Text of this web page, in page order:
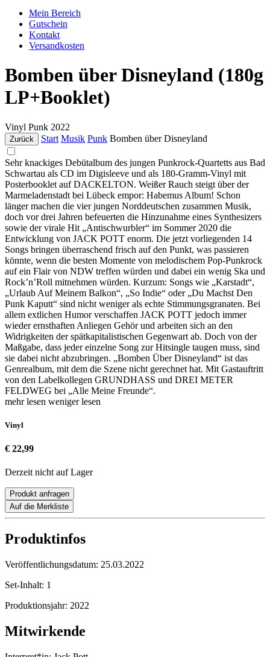
Mein Bereich
Gutschein
Kontakt
Versandkosten
Bomben über Disneyland (180g
LP+Booklet)
Vinyl Punk 2022
Zurück Start Musik Punk Bomben über Disneyland
Sehr knackiges Debütalbum des jungen Punkrock-Quartetts aus Bad
Schwartau als CD im Digisleeve und als 180-Gramm-Vinyl mit
Posterbooklet auf DACKELTON. Weißer Rauch steigt über der
Marmeladenstadt bei Lübeck empor: Habemus Album! Schon
länger machen die vier jungen Norddeutschen zusammen Musik,
doch vor drei Jahren befeuerten die Hinzunahme eines Synthesizers
sowie der virale Hit „Antischwurbler“ im Sommer 2020 die
Entwicklung von JACK POTT enorm. Die jetzt vorliegenden 14
Songs bringen überraschend frisch auf den Punkt, was passieren
könnte, wenn die besten Momente von melodischem Pop-Punkrock
auf ein Flair von NDW treffen würden und dabei ein wenig Ska und
Rock’n’Roll mitnehmen würden. Kurzum: Songs wie „Karstadt“,
„Urlaub Auf Meinem Balkon“, „So Indie“ oder „Du Machst Den
Punk Kaputt“ sind nicht weniger als echte Stimmungsgranaten. Bei
allem extlichen Humor verschaffen JACK POTT jedoch immer
wieder ernsthaften Anliegen Gehör und arbeiten sich an den
Widrigkeiten der spätkapitalistischen Gegenwart ab. Doch von der
Maßgabe, dass jeder einzelne Song zur Hitsingle taugen muss, sind
sie dabei nicht abzubringen. „Bomben Über Disneyland“ ist das
Genrealbum, mit dem die Szene nicht gerechnet hat. Mit Gastauftritt
von den Labelkollegen GRUNDHASS und DREI METER
FELDWEG bei „Alle Meine Freunde“.
mehr lesen weniger lesen
Vinyl
€ 22,99
Derzeit nicht auf Lager
Produkt anfragen
Auf die Merkliste
Produktinfos
Veröffentlichungsdatum: 25.03.2022
Set-Inhalt: 1
Produktionsjahr: 2022
Mitwirkende